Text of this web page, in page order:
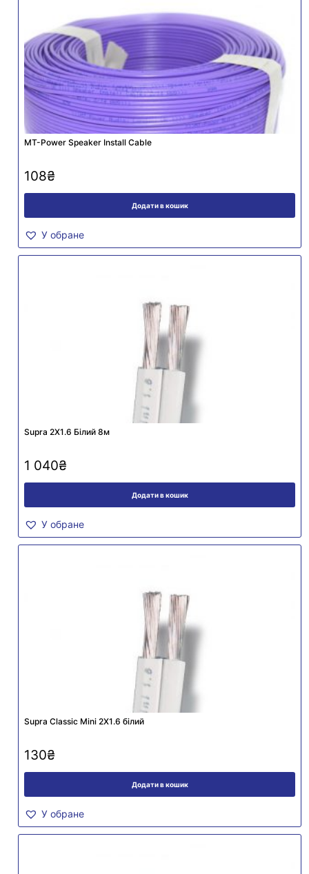
MT-Power Speaker Install Cable
108₴
Додати в кошик
У обране
Supra 2X1.6 Білий 8м
1 040₴
Додати в кошик
У обране
Supra Classic Mini 2X1.6 білий
130₴
Додати в кошик
У обране